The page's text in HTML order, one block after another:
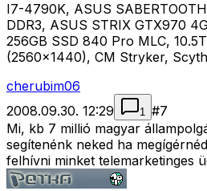
I7-4790K, ASUS
DDR3, ASUS STRIX GTX970
256GB SSD 840 Pro MLC,
(2560x1440), CM Stryker,
cherubim06
2008.09.30. 12:29
1 #7
Mi, kb 7 millió magyar
segítenénk neked ha
felhívni minket telemarketinges